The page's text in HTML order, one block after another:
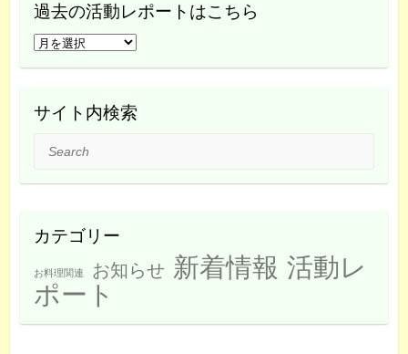
過去の活動レポートはこちら
過
去
活
は
ち
ら
サイト内検索
Search
カテゴリー
お料理関連 お知らせ 新着情報 活動レ
ポート